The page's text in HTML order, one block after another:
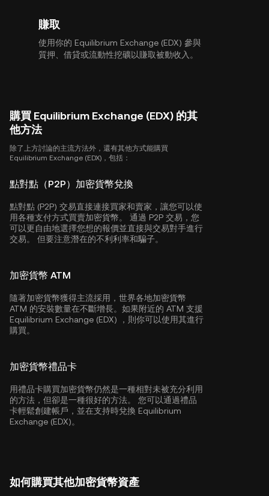
賺取
使用你的 Equilibrium Exchange (EDX) 參與
質押、借貸或流動性挖礦以賺取被動收入。
購買 Equilibrium Exchange (EDX) 的其
他方法
除了上方討論的主流方法外，還有其他方式能購買
Equilibrium Exchange (EDX)，包括：
點對點（P2P）加密貨幣兌換
點對點 (P2P) 交易直接連接買家和賣家，讓您可以使
用各種支付方式買賣加密貨幣。 通過 P2P 交易，您
可以更自由地選擇您想的報價並直接與交易對手進行
交易。 但要注意潛在的不利利率和騙子。
加密貨幣 ATM
隨著加密貨幣獲得主流採用，世界各地加密貨幣
ATM 的安裝數量在不斷增長。如果附近的 ATM 支援
Equilibrium Exchange (EDX) ，則你可以使用其進行
購買。
加密貨幣禮品卡
用禮品卡購買加密貨幣仍然是一種相對未被充分利用
的方法，但卻是一種很好的方法。 您可以通過禮品
卡輕鬆創建帳戶，並在支持時兌換 Equilibrium
Exchange (EDX)。
如何購買其他加密貨幣資產